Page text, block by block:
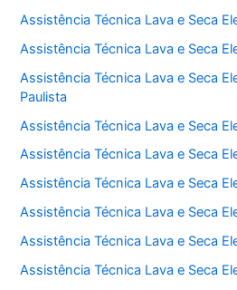
Assistência Técnica Lava e Seca
Assistência Técnica Lava e Seca
Assistência Técnica Lava e Seca
Paulista
Assistência Técnica Lava e Seca
Assistência Técnica Lava e Seca
Assistência Técnica Lava e Seca
Assistência Técnica Lava e Seca
Assistência Técnica Lava e Seca
Assistência Técnica Lava e Seca